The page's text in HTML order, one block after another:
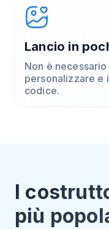
Lancio in
Non è
personalizzare e
codice.
I
più